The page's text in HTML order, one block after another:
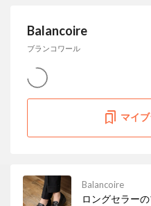
Balancoire
ブランコワール
マイ
Balancoire
ロングセラー